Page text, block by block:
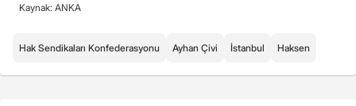
Kaynak: ANKA
Hak Sendikaları Konfederasyonu Ayhan Çivi İstanbul Haksen